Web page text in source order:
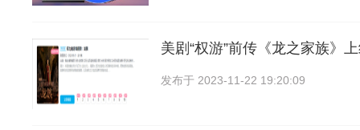
美剧“权游”前传《龙之家族》
发布于 2023-11-22 19:20:09